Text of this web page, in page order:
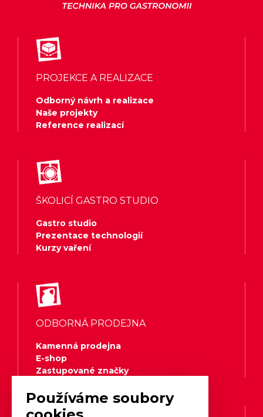
PROJEKCE A REALIZACE
Odborný návrh a realizace
Naše projekty
Reference realizací
ŠKOLICÍ GASTRO STUDIO
Gastro studio
Prezentace technologií
Kurzy vaření
ODBORNÁ PRODEJNA
Kamenná prodejna
E-shop
Zastupované značky
Používáme soubory